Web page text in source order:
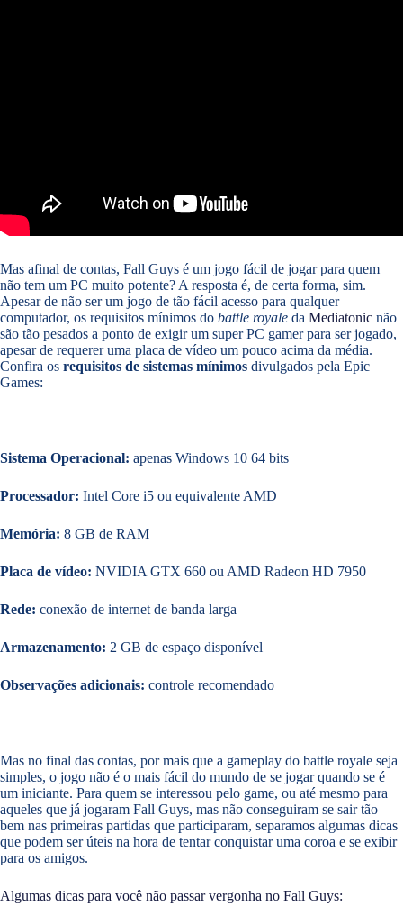
Mas afinal de contas, Fall Guys é um jogo fácil de jogar para quem
não tem um PC muito potente? A resposta é, de certa forma, sim.
Apesar de não ser um jogo de tão fácil acesso para qualquer
computador, os requisitos mínimos do battle royale da Mediatonic não
são tão pesados a ponto de exigir um super PC gamer para ser jogado,
apesar de requerer uma placa de vídeo um pouco acima da média.
Confira os requisitos de sistemas mínimos divulgados pela Epic
Games:
Sistema Operacional: apenas Windows 10 64 bits
Processador: Intel Core i5 ou equivalente AMD
Memória: 8 GB de RAM
Placa de vídeo: NVIDIA GTX 660 ou AMD Radeon HD 7950
Rede: conexão de internet de banda larga
Armazenamento: 2 GB de espaço disponível
Observações adicionais: controle recomendado
Mas no final das contas, por mais que a gameplay do battle royale seja
simples, o jogo não é o mais fácil do mundo de se jogar quando se é
um iniciante. Para quem se interessou pelo game, ou até mesmo para
aqueles que já jogaram Fall Guys, mas não conseguiram se sair tão
bem nas primeiras partidas que participaram, separamos algumas dicas
que podem ser úteis na hora de tentar conquistar uma coroa e se exibir
para os amigos.
Algumas dicas para você não passar vergonha no Fall Guys: